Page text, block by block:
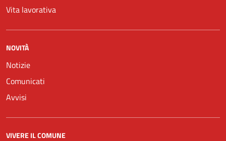
Vita lavorativa
NOVITÀ
Notizie
Comunicati
Avvisi
VIVERE IL COMUNE